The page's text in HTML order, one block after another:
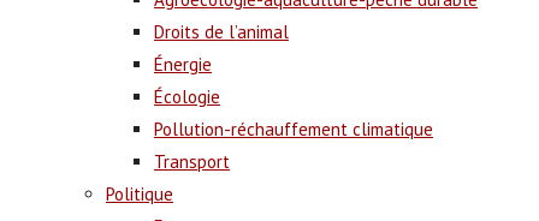
Droits de l’animal
Énergie
Écologie
Pollution-réchauffement climatique
Transport
Politique